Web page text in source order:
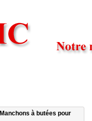
Manchons à butées pour